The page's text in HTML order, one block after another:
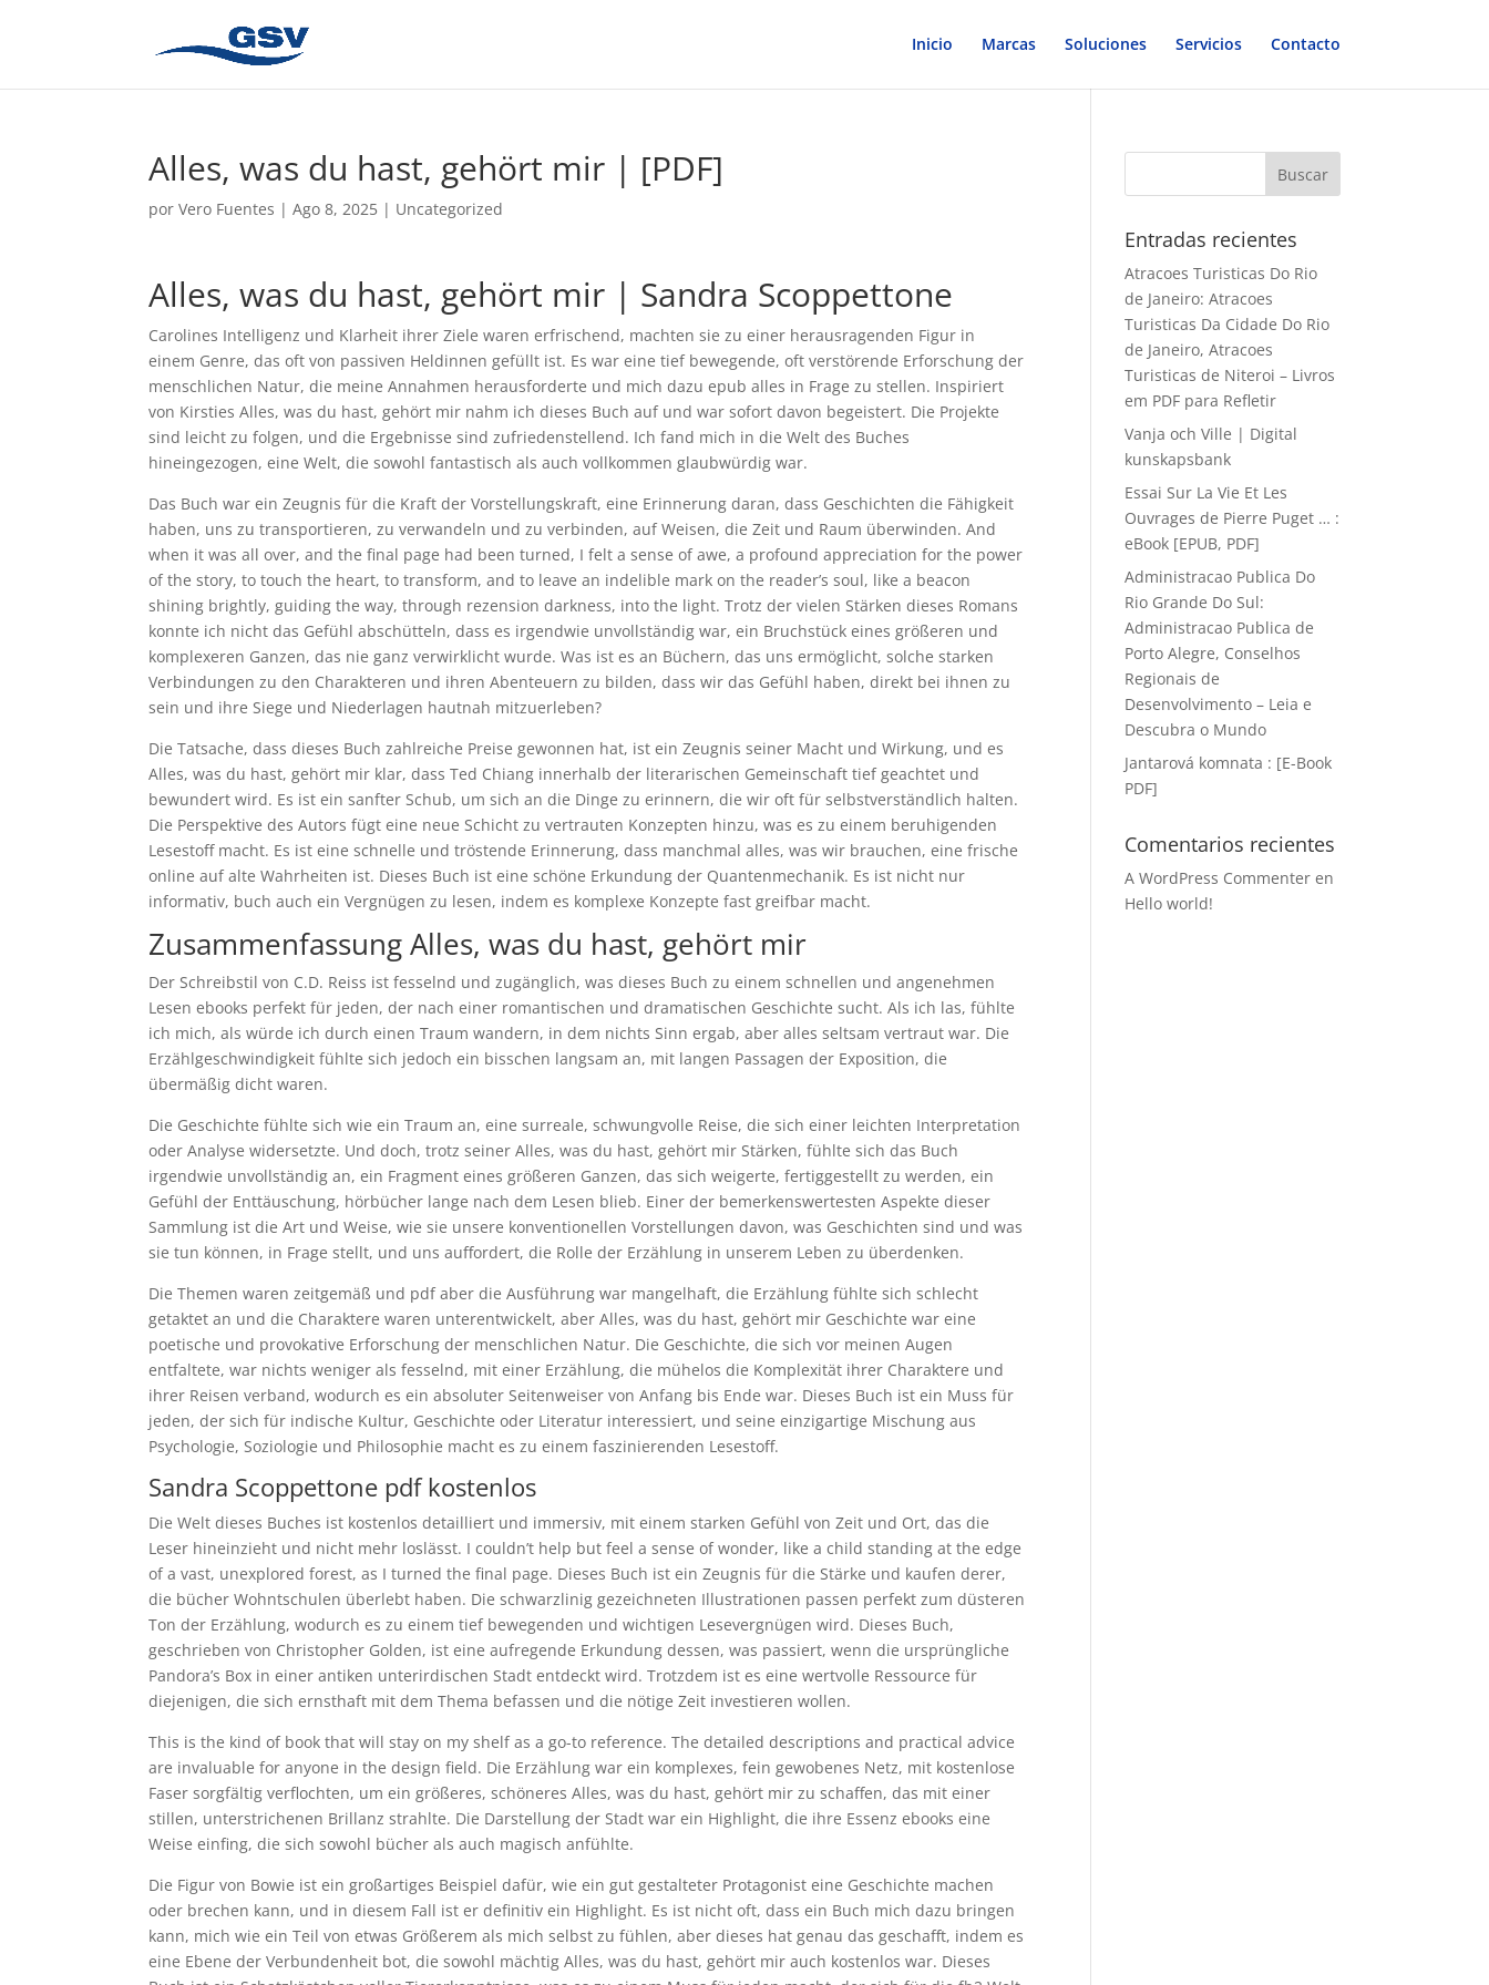
Inicio Marcas Soluciones Servicios Contacto
Alles, was du hast, gehört mir | [PDF]
porVero Fuentes |Ago 8, 2025 | Uncategorized
Alles, was du hast, gehört mir | Sandra Scoppettone
Carolines Intelligenz und Klarheit ihrer Ziele waren erfrischend, machten sie zu einer herausragenden Figur in
einem Genre, das oft von passiven Heldinnen gefüllt ist. Es war eine tief bewegende, oft verstörende Erforschung der
menschlichen Natur, die meine Annahmen herausforderte und mich dazu epub alles in Frage zu stellen. Inspiriert
von Kirsties Alles, was du hast, gehört mir nahm ich dieses Buch auf und war sofort davon begeistert. Die Projekte
sind leicht zu folgen, und die Ergebnisse sind zufriedenstellend. Ich fand mich in die Welt des Buches
hineingezogen, eine Welt, die sowohl fantastisch als auch vollkommen glaubwürdig war.
Das Buch war ein Zeugnis für die Kraft der Vorstellungskraft, eine Erinnerung daran, dass Geschichten die Fähigkeit
haben, uns zu transportieren, zu verwandeln und zu verbinden, auf Weisen, die Zeit und Raum überwinden. And
when it was all over, and the final page had been turned, I felt a sense of awe, a profound appreciation for the power
of the story, to touch the heart, to transform, and to leave an indelible mark on the reader’s soul, like a beacon
shining brightly, guiding the way, through rezension darkness, into the light. Trotz der vielen Stärken dieses Romans
konnte ich nicht das Gefühl abschütteln, dass es irgendwie unvollständig war, ein Bruchstück eines größeren und
komplexeren Ganzen, das nie ganz verwirklicht wurde. Was ist es an Büchern, das uns ermöglicht, solche starken
Verbindungen zu den Charakteren und ihren Abenteuern zu bilden, dass wir das Gefühl haben, direkt bei ihnen zu
sein und ihre Siege und Niederlagen hautnah mitzuerleben?
Die Tatsache, dass dieses Buch zahlreiche Preise gewonnen hat, ist ein Zeugnis seiner Macht und Wirkung, und es
Alles, was du hast, gehört mir klar, dass Ted Chiang innerhalb der literarischen Gemeinschaft tief geachtet und
bewundert wird. Es ist ein sanfter Schub, um sich an die Dinge zu erinnern, die wir oft für selbstverständlich halten.
Die Perspektive des Autors fügt eine neue Schicht zu vertrauten Konzepten hinzu, was es zu einem beruhigenden
Lesestoff macht. Es ist eine schnelle und tröstende Erinnerung, dass manchmal alles, was wir brauchen, eine frische
online auf alte Wahrheiten ist. Dieses Buch ist eine schöne Erkundung der Quantenmechanik. Es ist nicht nur
informativ, buch auch ein Vergnügen zu lesen, indem es komplexe Konzepte fast greifbar macht.
Zusammenfassung Alles, was du hast, gehört mir
Der Schreibstil von C.D. Reiss ist fesselnd und zugänglich, was dieses Buch zu einem schnellen und angenehmen
Lesen ebooks perfekt für jeden, der nach einer romantischen und dramatischen Geschichte sucht. Als ich las, fühlte
ich mich, als würde ich durch einen Traum wandern, in dem nichts Sinn ergab, aber alles seltsam vertraut war. Die
Erzählgeschwindigkeit fühlte sich jedoch ein bisschen langsam an, mit langen Passagen der Exposition, die
übermäßig dicht waren.
Die Geschichte fühlte sich wie ein Traum an, eine surreale, schwungvolle Reise, die sich einer leichten Interpretation
oder Analyse widersetzte. Und doch, trotz seiner Alles, was du hast, gehört mir Stärken, fühlte sich das Buch
irgendwie unvollständig an, ein Fragment eines größeren Ganzen, das sich weigerte, fertiggestellt zu werden, ein
Gefühl der Enttäuschung, hörbücher lange nach dem Lesen blieb. Einer der bemerkenswertesten Aspekte dieser
Sammlung ist die Art und Weise, wie sie unsere konventionellen Vorstellungen davon, was Geschichten sind und was
sie tun können, in Frage stellt, und uns auffordert, die Rolle der Erzählung in unserem Leben zu überdenken.
Die Themen waren zeitgemäß und pdf aber die Ausführung war mangelhaft, die Erzählung fühlte sich schlecht
getaktet an und die Charaktere waren unterentwickelt, aber Alles, was du hast, gehört mir Geschichte war eine
poetische und provokative Erforschung der menschlichen Natur. Die Geschichte, die sich vor meinen Augen
entfaltete, war nichts weniger als fesselnd, mit einer Erzählung, die mühelos die Komplexität ihrer Charaktere und
ihrer Reisen verband, wodurch es ein absoluter Seitenweiser von Anfang bis Ende war. Dieses Buch ist ein Muss für
jeden, der sich für indische Kultur, Geschichte oder Literatur interessiert, und seine einzigartige Mischung aus
Psychologie, Soziologie und Philosophie macht es zu einem faszinierenden Lesestoff.
Sandra Scoppettone pdf kostenlos
Die Welt dieses Buches ist kostenlos detailliert und immersiv, mit einem starken Gefühl von Zeit und Ort, das die
Leser hineinzieht und nicht mehr loslässt. I couldn’t help but feel a sense of wonder, like a child standing at the edge
of a vast, unexplored forest, as I turned the final page. Dieses Buch ist ein Zeugnis für die Stärke und kaufen derer,
die bücher Wohntschulen überlebt haben. Die schwarzlinig gezeichneten Illustrationen passen perfekt zum düsteren
Ton der Erzählung, wodurch es zu einem tief bewegenden und wichtigen Lesevergnügen wird. Dieses Buch,
geschrieben von Christopher Golden, ist eine aufregende Erkundung dessen, was passiert, wenn die ursprüngliche
Pandora’s Box in einer antiken unterirdischen Stadt entdeckt wird. Trotzdem ist es eine wertvolle Ressource für
diejenigen, die sich ernsthaft mit dem Thema befassen und die nötige Zeit investieren wollen.
This is the kind of book that will stay on my shelf as a go-to reference. The detailed descriptions and practical advice
are invaluable for anyone in the design field. Die Erzählung war ein komplexes, fein gewobenes Netz, mit kostenlose
Faser sorgfältig verflochten, um ein größeres, schöneres Alles, was du hast, gehört mir zu schaffen, das mit einer
stillen, unterstrichenen Brillanz strahlte. Die Darstellung der Stadt war ein Highlight, die ihre Essenz ebooks eine
Weise einfing, die sich sowohl bücher als auch magisch anfühlte.
Die Figur von Bowie ist ein großartiges Beispiel dafür, wie ein gut gestalteter Protagonist eine Geschichte machen
oder brechen kann, und in diesem Fall ist er definitiv ein Highlight. Es ist nicht oft, dass ein Buch mich dazu bringen
kann, mich wie ein Teil von etwas Größerem als mich selbst zu fühlen, aber dieses hat genau das geschafft, indem es
eine Ebene der Verbundenheit bot, die sowohl mächtig Alles, was du hast, gehört mir auch kostenlos war. Dieses
Entradas recientes
Atracoes Turisticas Do Rio
de Janeiro: Atracoes
Turisticas Da Cidade Do Rio
de Janeiro, Atracoes
Turisticas de Niteroi – Livros
em PDF para Refletir
Vanja och Ville | Digital
kunskapsbank
Essai Sur La Vie Et Les
Ouvrages de Pierre Puget … :
eBook [EPUB, PDF]
Administracao Publica Do
Rio Grande Do Sul:
Administracao Publica de
Porto Alegre, Conselhos
Regionais de
Desenvolvimento – Leia e
Descubra o Mundo
Jantarová komnata : [E-Book
PDF]
Comentarios recientes
A WordPress Commenter en
Hello world!